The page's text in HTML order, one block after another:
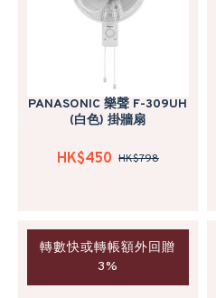
PANASONIC 樂聲 F-309UH
(白色) 掛牆扇
HK$450 HK$798
轉數快或轉帳額外回贈
3%